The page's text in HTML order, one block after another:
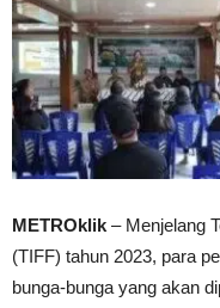
METROklik – Menjelang
(TIFF) tahun 2023, para
bunga-bunga yang akan